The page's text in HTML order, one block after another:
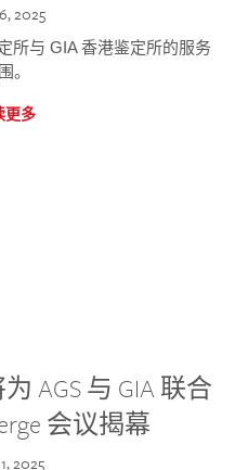
2025
所与 GIA 香港鉴定所的服务
。
更多
AGS 与 GIA 联合
会议揭幕
2025